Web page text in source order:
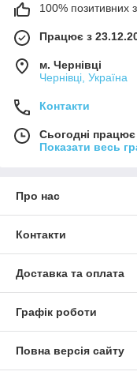
100% позитивних з
Працює з
м. Чернівці
Чернівці, Україна
Контакти
Сьогодні
Показати весь
Про нас
Контакти
Доставка та оплата
Графік роботи
Повна версія сайту